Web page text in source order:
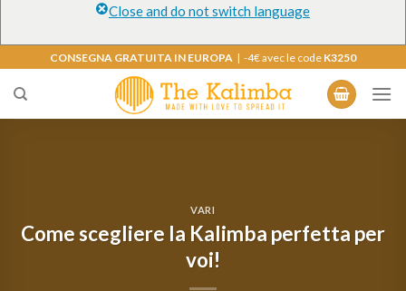
Close and do not switch language
contenuti
CONSEGNA GRATUITA IN EUROPA | -4€ avec le code K3250
VARI
Come scegliere la Kalimba perfetta per
voi!